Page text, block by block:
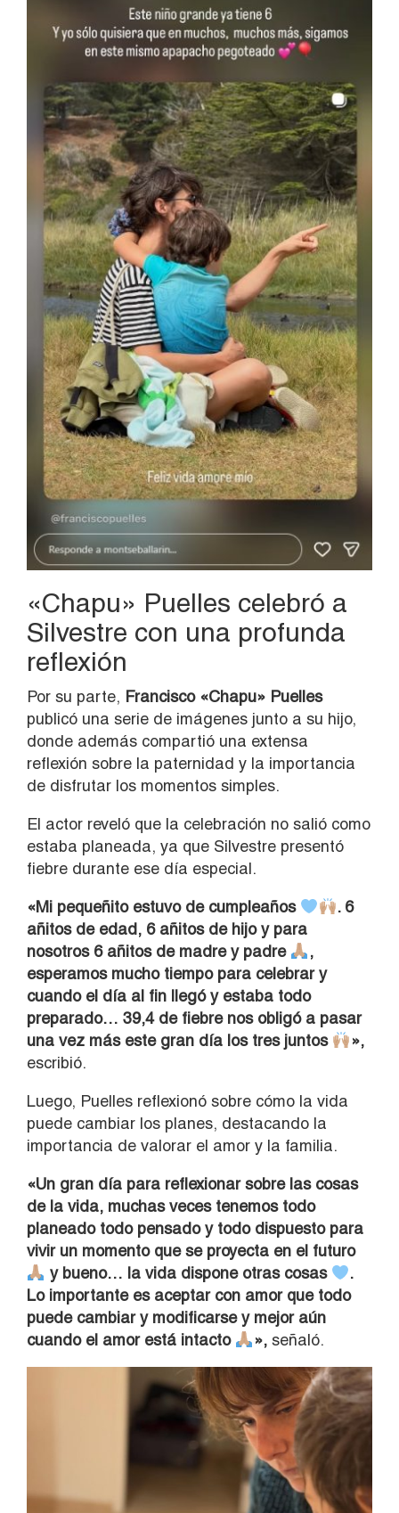
«Chapu» Puelles celebró a
Silvestre con una profunda
reflexión
Por su parte, Francisco «Chapu» Puelles
publicó una serie de imágenes junto a su hijo,
donde además compartió una extensa
reflexión sobre la paternidad y la importancia
de disfrutar los momentos simples.
El actor reveló que la celebración no salió como
estaba planeada, ya que Silvestre presentó
fiebre durante ese día especial.
«Mi pequeñito estuvo de cumpleaños
. 6
añitos de edad, 6 añitos de hijo y para
nosotros 6 añitos de madre y padre
,
esperamos mucho tiempo para celebrar y
cuando el día al fin llegó y estaba todo
preparado… 39,4 de fiebre nos obligó a pasar
una vez más este gran día los tres juntos
»,
escribió.
Luego, Puelles reflexionó sobre cómo la vida
puede cambiar los planes, destacando la
importancia de valorar el amor y la familia.
«Un gran día para reflexionar sobre las cosas
de la vida, muchas veces tenemos todo
planeado todo pensado y todo dispuesto para
vivir un momento que se proyecta en el futuro
y bueno… la vida dispone otras cosas
.
Lo importante es aceptar con amor que todo
puede cambiar y modificarse y mejor aún
cuando el amor está intacto
»,señaló.